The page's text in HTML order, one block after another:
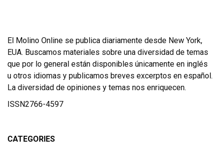
El Molino Online se publica diariamente desde New York,
EUA. Buscamos materiales sobre una diversidad de temas
que por lo general están disponibles únicamente en inglés
u otros idiomas y publicamos breves excerptos en español.
La diversidad de opiniones y temas nos enriquecen.
ISSN2766-4597
CATEGORIES